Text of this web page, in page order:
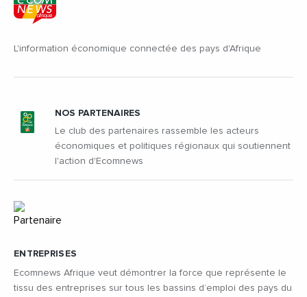
L'information économique connectée des pays d'Afrique
ENTREPRISES
Ecomnews Afrique veut démontrer la force que représente le
tissu des entreprises sur tous les bassins d’emploi des pays du
NOS PARTENAIRES
Le club des partenaires rassemble les acteurs
économiques et politiques régionaux qui soutiennent
l'action d'Ecomnews